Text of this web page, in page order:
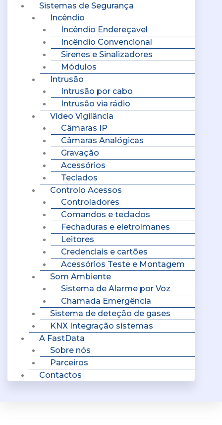
Sistemas de Segurança
Incêndio
Incêndio Endereçavel
Incêndio Convencional
Sirenes e Sinalizadores
Módulos
Intrusão
Intrusão por cabo
Intrusão via rádio
Vídeo Vigilância
Câmaras IP
Câmaras Analógicas
Gravação
Acessórios
Teclados
Controlo Acessos
Controladores
Comandos e teclados
Fechaduras e eletroímanes
Leitores
Credenciais e cartões
Acessórios Teste e Montagem
Som Ambiente
Sistema de Alarme por Voz
Chamada Emergência
Sistema de deteção de gases
KNX Integração sistemas
A FastData
Sobre nós
Parceiros
Contactos